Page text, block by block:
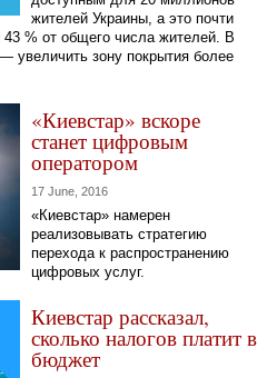
жителей Украины, а это почти
43 % от общего числа жителей. В
увеличить зону покрытия более
«Киевстар» вскоре
станет цифровым
оператором
17 June, 2016
«Киевстар» намерен
реализовывать стратегию
перехода к распространению
цифровых услуг.
Киевстар рассказал,
сколько налогов платит в
бюджет